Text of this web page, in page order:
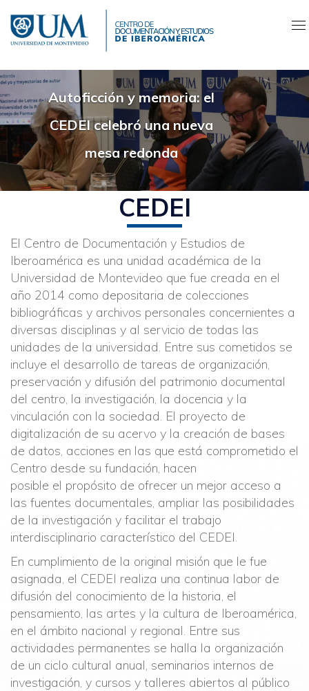
contenido
principal
Autoficción y memoria: el
CEDEI celebró una nueva
mesa redonda
CEDEI
El Centro de Documentación y Estudios de
Iberoamérica es una unidad académica de la
Universidad de Montevideo que fue creada en el
año 2014 como depositaria de colecciones
bibliográficas y archivos personales concernientes a
diversas disciplinas y al servicio de todas las
unidades de la universidad. Entre sus cometidos se
incluye el desarrollo de tareas de organización,
preservación y difusión del patrimonio documental
del centro, la investigación, la docencia y la
vinculación con la sociedad. El proyecto de
digitalización de su acervo y la creación de bases
de datos, acciones en las que está comprometido el
Centro desde su fundación, hacen
posible el propósito de ofrecer un mejor acceso a
las fuentes documentales, ampliar las posibilidades
de la investigación y facilitar el trabajo
interdisciplinario característico del CEDEI.
En cumplimiento de la original misión que le fue
asignada, el CEDEI realiza una continua labor de
difusión del conocimiento de la historia, el
pensamiento, las artes y la cultura de Iberoamérica,
en el ámbito nacional y regional. Entre sus
actividades permanentes se halla la organización
de un ciclo cultural anual, seminarios internos de
investigación, y cursos y talleres abiertos al público